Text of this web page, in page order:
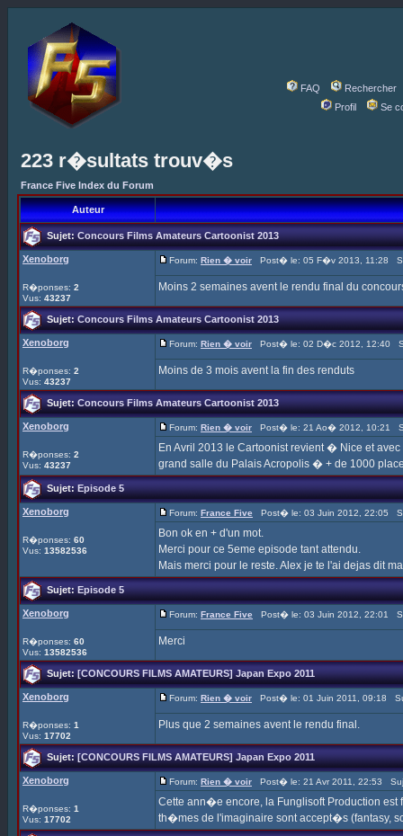
FAQ
Rechercher
Profil
Se
223 r�sultats trouv�s
France Five Index du Forum
Auteur
Sujet:Concours Films Amateurs Cartoonist 2013
Xenoborg
R�ponses: 2
Vus: 43237
Forum: Rien � voir Post� le: 05 F�v 2013, 11:28
Moins 2 semaines avent le rendu final du
Sujet:Concours Films Amateurs Cartoonist 2013
Xenoborg
R�ponses: 2
Vus: 43237
Forum: Rien � voir Post� le: 02 D�c 2012, 12:40
Moins de 3 mois avent la fin des renduts
Sujet:Concours Films Amateurs Cartoonist 2013
Xenoborg
R�ponses: 2
Vus: 43237
Forum: Rien � voir Post� le: 21 Ao� 2012, 10:21
En Avril 2013 le Cartoonist revient � Nice et
grand salle du Palais Acropolis � + de 1000
Sujet:Episode 5
Xenoborg
R�ponses: 60
Vus: 13582536
Forum: France Five Post� le: 03 Juin 2012, 22:05
Bon ok en + d'un mot.
Merci pour ce 5eme episode tant attendu.
Mais merci pour le reste. Alex je te l'ai dejas dit
Sujet:Episode 5
Xenoborg
R�ponses: 60
Vus: 13582536
Forum: France Five Post� le: 03 Juin 2012, 22:01
Merci
Sujet:[CONCOURS FILMS AMATEURS] Japan Expo 2011
Xenoborg
R�ponses: 1
Vus: 17702
Forum: Rien � voir Post� le: 01 Juin 2011, 09:18
Plus que 2 semaines avent le rendu final.
Sujet:[CONCOURS FILMS AMATEURS] Japan Expo 2011
Xenoborg
R�ponses: 1
Vus: 17702
Forum: Rien � voir Post� le: 21 Avr 2011, 22:53
Cette ann�e encore, la Funglisoft Production
th�mes de l'imaginaire sont accept�s (fantasy,